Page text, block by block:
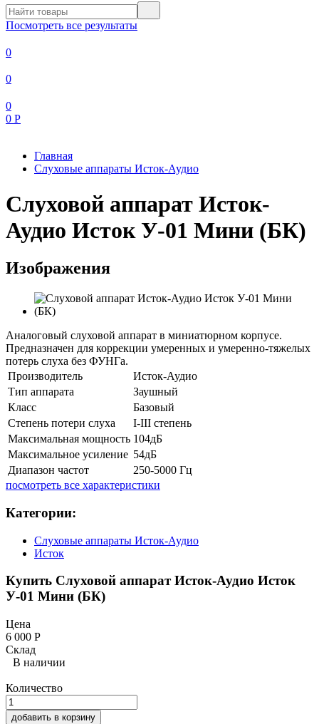
Посмотреть все результаты
0
0
0
0 Р
Главная
Слуховые аппараты Исток-Аудио
Слуховой аппарат Исток-
Аудио Исток У-01 Мини (БК)
Изображения
Аналоговый слуховой аппарат в миниатюрном корпусе.
Предназначен для коррекции умеренных и умеренно-тяжелых
потерь слуха без ФУНГа.
Производитель
Исток-Аудио
Тип аппарата
Заушный
Класс
Базовый
Степень потери слуха
I-III степень
Максимальная мощность 104дБ
Максимальное усиление 54дБ
Диапазон частот
250-5000 Гц
посмотреть все характеристики
Категории:
Слуховые аппараты Исток-Аудио
Исток
Купить Слуховой аппарат Исток-Аудио Исток
У-01 Мини (БК)
Цена
6 000 Р
Склад
В наличии
Количество
добавить в корзину